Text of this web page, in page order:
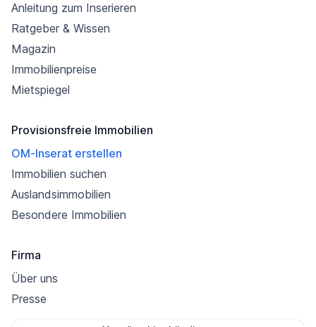
Anleitung zum Inserieren
Ratgeber & Wissen
Magazin
Immobilienpreise
Mietspiegel
Provisionsfreie Immobilien
OM-Inserat erstellen
Immobilien suchen
Auslandsimmobilien
Besondere Immobilien
Firma
Über uns
Presse